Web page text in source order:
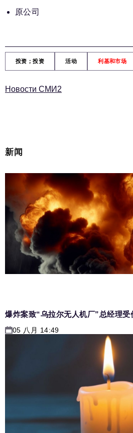
原公司
投资；投资 活动 利基和市场
Новости СМИ2
新闻
爆炸案致“乌拉尔无人机厂”总经理
05 八月 14:49